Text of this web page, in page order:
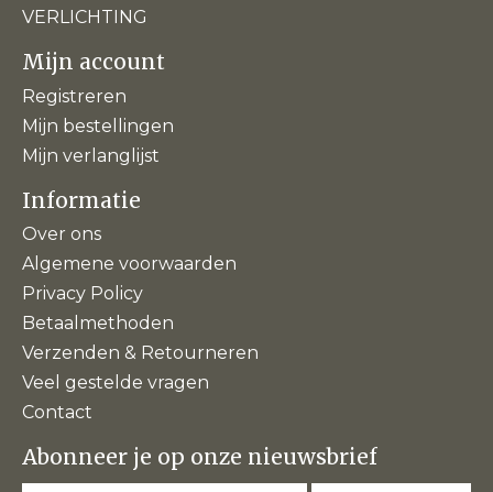
VERLICHTING
Mijn account
Registreren
Mijn bestellingen
Mijn verlanglijst
Informatie
Over ons
Algemene voorwaarden
Privacy Policy
Betaalmethoden
Verzenden & Retourneren
Veel gestelde vragen
Contact
Abonneer je op onze nieuwsbrief